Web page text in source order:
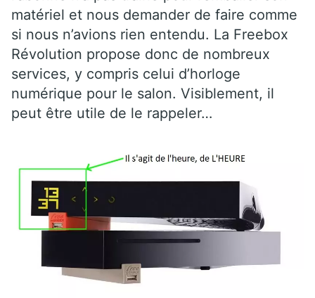
matériel et nous demander de faire comme
si nous n’avions rien entendu. La Freebox
Révolution propose donc de nombreux
services, y compris celui d’horloge
numérique pour le salon. Visiblement, il
peut être utile de le rappeler…